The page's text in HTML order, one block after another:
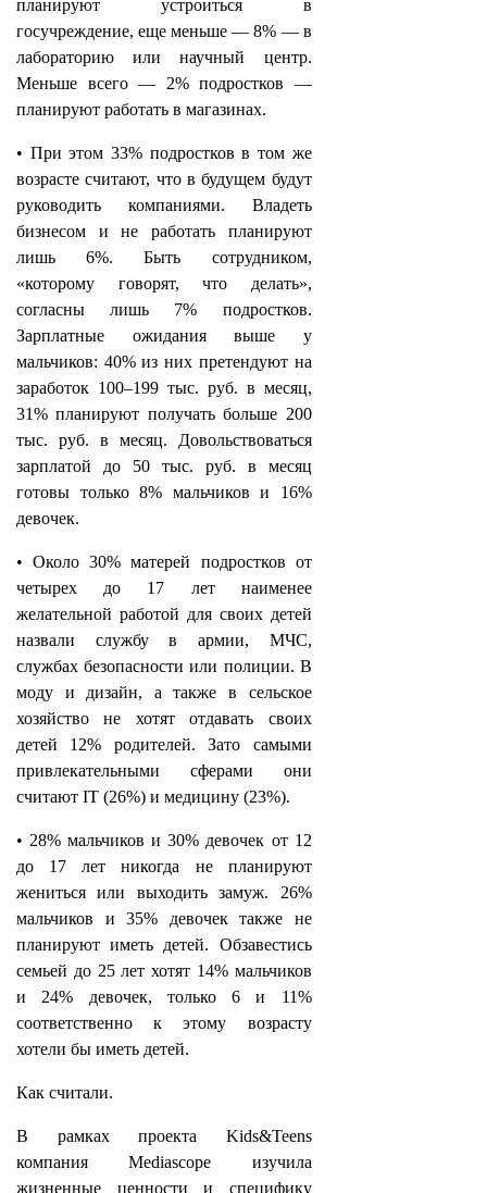
планируют устроиться в
госучреждение, еще меньше — 8% — в
лабораторию или научный центр.
Меньше всего — 2% подростков —
планируют работать в магазинах.
• При этом 33% подростков в том же
возрасте считают, что в будущем будут
руководить компаниями. Владеть
бизнесом и не работать планируют
лишь 6%. Быть сотрудником,
«которому говорят, что делать»,
согласны лишь 7% подростков.
Зарплатные ожидания выше у
мальчиков: 40% из них претендуют на
заработок 100–199 тыс. руб. в месяц,
31% планируют получать больше 200
тыс. руб. в месяц. Довольствоваться
зарплатой до 50 тыс. руб. в месяц
готовы только 8% мальчиков и 16%
девочек.
• Около 30% матерей подростков от
четырех до 17 лет наименее
желательной работой для своих детей
назвали службу в армии, МЧС,
службах безопасности или полиции. В
моду и дизайн, а также в сельское
хозяйство не хотят отдавать своих
детей 12% родителей. Зато самыми
привлекательными сферами они
считают IT (26%) и медицину (23%).
• 28% мальчиков и 30% девочек от 12
до 17 лет никогда не планируют
жениться или выходить замуж. 26%
мальчиков и 35% девочек также не
планируют иметь детей. Обзавестись
семьей до 25 лет хотят 14% мальчиков
и 24% девочек, только 6 и 11%
соответственно к этому возрасту
хотели бы иметь детей.
Как считали.
В рамках проекта Kids&Teens
компания Mediascope изучила
жизненные ценности и специфику